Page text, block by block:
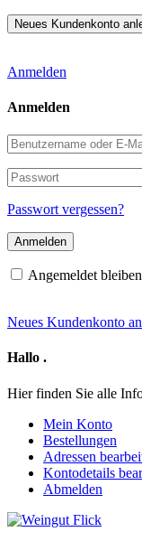
Anmelden
Anmelden
Benutzername
oder
E-
Mail-
Adresse
Passwort
Passwort vergessen?
Angemeldet bleiben
Neues Kundenkonto
Hallo .
Hier finden Sie alle
Mein Konto
Bestellungen
Adressen
Kontodetails
Abmelden